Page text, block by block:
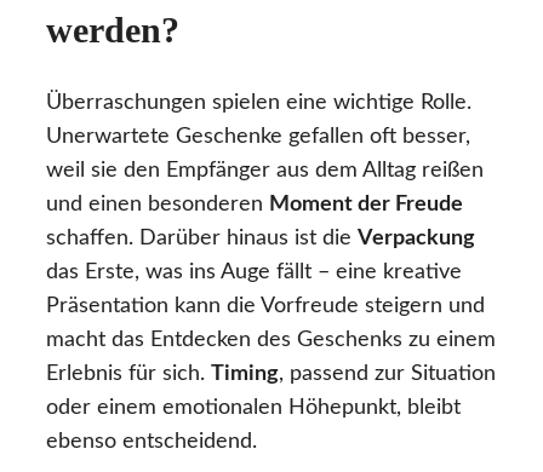
werden?
Überraschungen spielen eine wichtige Rolle.
Unerwartete Geschenke gefallen oft besser,
weil sie den Empfänger aus dem Alltag reißen
und einen besonderen Moment der Freude
schaffen. Darüber hinaus ist die Verpackung
das Erste, was ins Auge fällt – eine kreative
Präsentation kann die Vorfreude steigern und
macht das Entdecken des Geschenks zu einem
Erlebnis für sich. Timing, passend zur Situation
oder einem emotionalen Höhepunkt, bleibt
ebenso entscheidend.